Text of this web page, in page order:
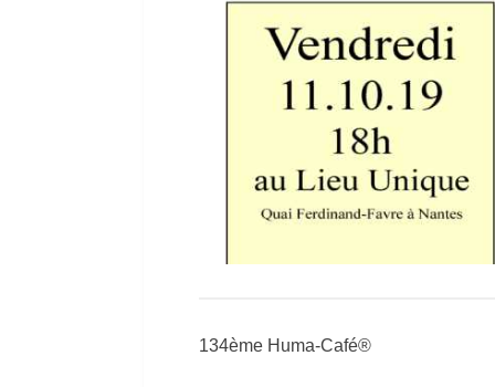
134ème Huma-Café®